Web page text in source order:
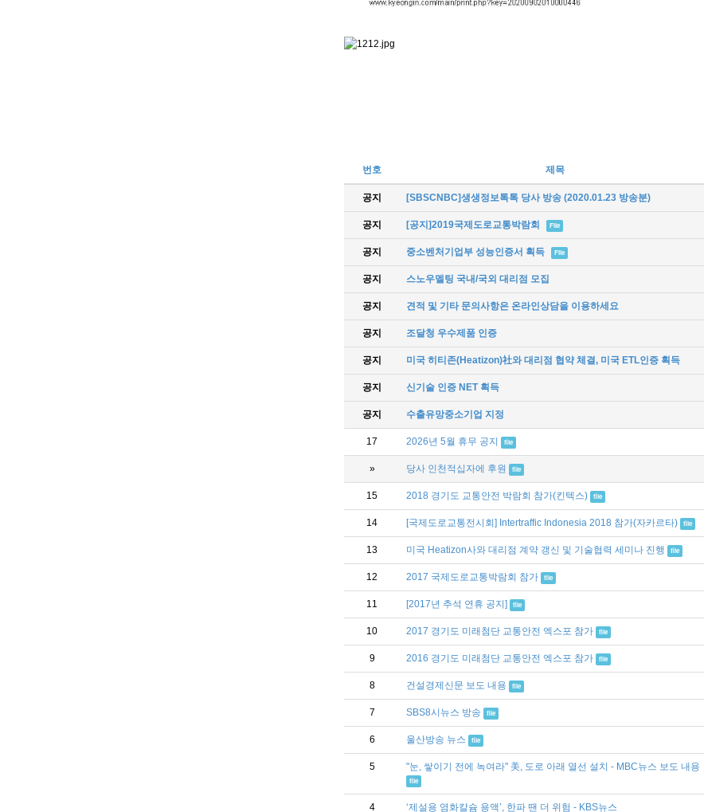
번호 제목
공지 [SBSCNBC]생생정보톡톡 당사 방송 (2020.01.23 방송분)
공지 [공지]2019국제도로교통박람회 File
공지 중소벤처기업부 성능인증서 획득 File
공지 스노우멜팅 국내/국외 대리점 모집
공지 견적 및 기타 문의사항은 온라인상담을 이용하세요
공지 조달청 우수제품 인증
공지 미국 히티존(Heatizon)社와 대리점 협약 체결, 미국 ETL인증 획득
공지 신기술 인증 NET 획득
공지 수출유망중소기업 지정
17 2026년 5월 휴무 공지 file
» 당사 인천적십자에 후원 file
15 2018 경기도 교통안전 박람회 참가(킨텍스) file
14 [국제도로교통전시회] Intertraffic Indonesia 2018 참가(자카르타) file
13 미국 Heatizon사와 대리점 계약 갱신 및 기술협력 세미나 진행 file
12 2017 국제도로교통박람회 참가 file
11 [2017년 추석 연휴 공지] file
10 2017 경기도 미래첨단 교통안전 엑스포 참가 file
9 2016 경기도 미래첨단 교통안전 엑스포 참가 file
8 건설경제신문 보도 내용 file
7 SBS8시뉴스 방송 file
6 울산방송 뉴스 file
5 "눈, 쌓이기 전에 녹여라" 美, 도로 아래 열선 설치 - MBC뉴스 보도 내용
file
4 ‘제설용 염화칼슘 용액’, 한파 땐 더 위험 - KBS뉴스